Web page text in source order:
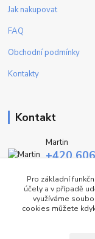
Jak nakupovat
FAQ
Obchodní podmínky
Kontakty
Kontakt
Martin
+420
Pro základní
účely a v případě
využíváme
cookies můžete